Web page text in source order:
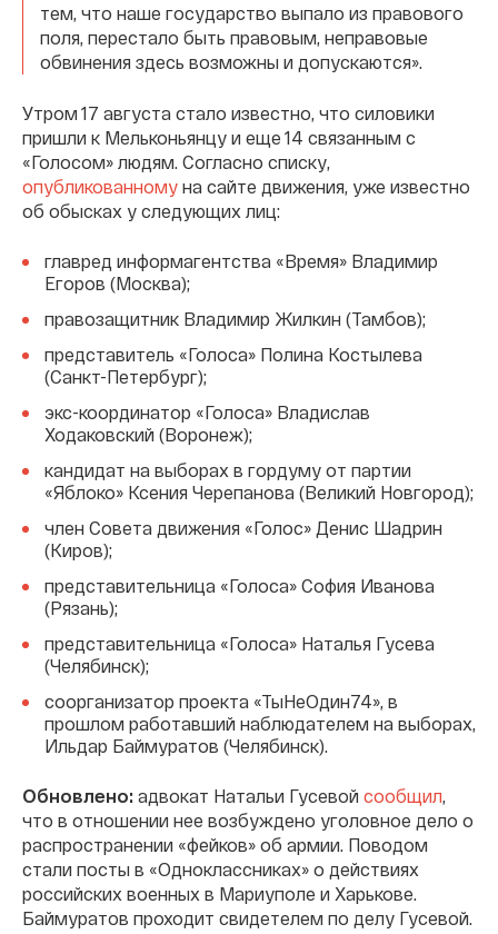
тем, что наше государство выпало из правового
поля, перестало быть правовым, неправовые
обвинения здесь возможны и допускаются».
Утром 17 августа стало известно, что силовики
пришли к Мельконьянцу и еще 14 связанным с
«Голосом» людям. Согласно списку,
опубликованному на сайте движения, уже известно
об обысках у следующих лиц:
главред информагентства «Время» Владимир
Егоров (Москва);
правозащитник Владимир Жилкин (Тамбов);
представитель «Голоса» Полина Костылева
(Санкт-Петербург);
экс-координатор «Голоса» Владислав
Ходаковский (Воронеж);
кандидат на выборах в гордуму от партии
«Яблоко» Ксения Черепанова (Великий Новгород);
член Совета движения «Голос» Денис Шадрин
(Киров);
представительница «Голоса» София Иванова
(Рязань);
представительница «Голоса» Наталья Гусева
(Челябинск);
соорганизатор проекта «ТыНеОдин74», в
прошлом работавший наблюдателем на выборах,
Ильдар Баймуратов (Челябинск).
Обновлено: адвокат Натальи Гусевой сообщил
что в отношении нее возбуждено уголовное дело о
распространении «фейков» об армии. Поводом
стали посты в «Одноклассниках» о действиях
российских военных в Мариуполе и Харькове.
Баймуратов проходит свидетелем по делу Гусевой.